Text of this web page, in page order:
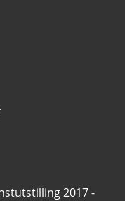
2017 -